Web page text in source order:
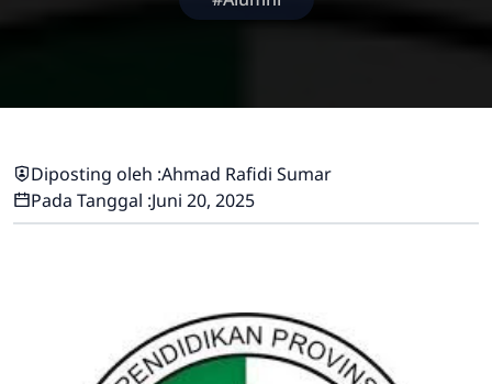
Diposting oleh :Ahmad Rafidi Sumar
Pada Tanggal :Juni 20, 2025